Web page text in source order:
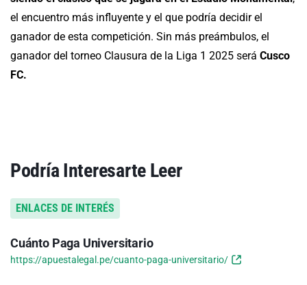
el encuentro más influyente y el que podría decidir el
ganador de esta competición. Sin más preámbulos, el
ganador del torneo Clausura de la Liga 1 2025 será Cusco
FC.
Podría Interesarte Leer
ENLACES DE INTERÉS
Cuánto Paga Universitario
https://apuestalegal.pe/cuanto-paga-universitario/